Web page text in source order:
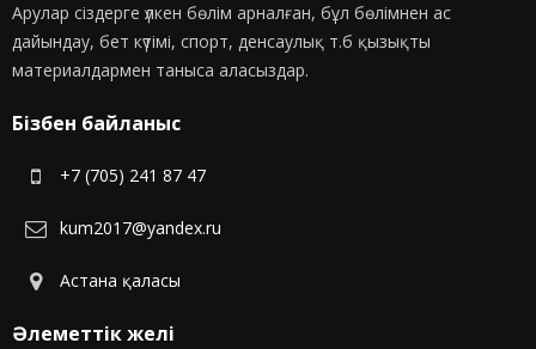
Арулар сіздерге үлкен бөлім арналған, бұл бөлімнен ас
дайындау, бет күтімі, спорт, денсаулық т.б қызықты
материалдармен таныса аласыздар.
Бізбен байланыс
+7 (705) 241 87 47
kum2017@yandex.ru
Астана қаласы
Әлеметтік желі